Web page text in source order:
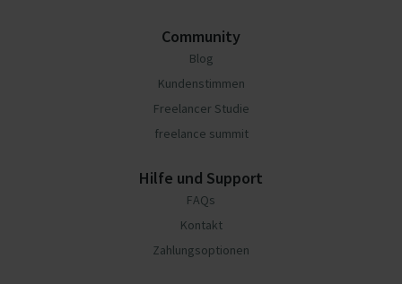
Community
Blog
Kundenstimmen
Freelancer Studie
freelance summit
Hilfe und Support
FAQs
Kontakt
Zahlungsoptionen